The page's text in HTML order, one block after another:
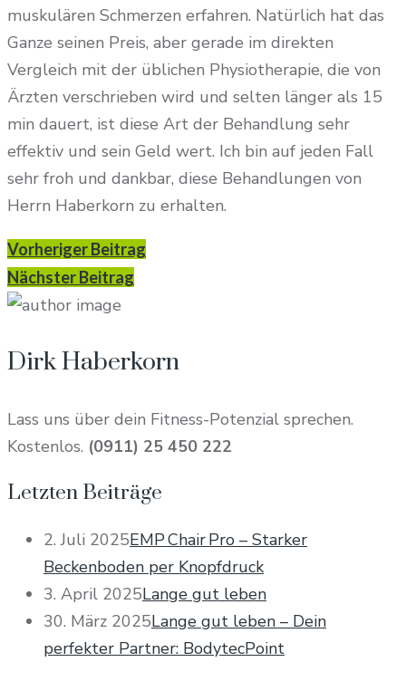
muskulären Schmerzen erfahren. Natürlich hat das
Ganze seinen Preis, aber gerade im direkten
Vergleich mit der üblichen Physiotherapie, die von
Ärzten verschrieben wird und selten länger als 15
min dauert, ist diese Art der Behandlung sehr
effektiv und sein Geld wert. Ich bin auf jeden Fall
sehr froh und dankbar, diese Behandlungen von
Herrn Haberkorn zu erhalten.
Vorheriger Beitrag
Nächster Beitrag
Dirk Haberkorn
Lass uns über dein Fitness-Potenzial sprechen.
Kostenlos. (0911) 25 450 222
Letzten Beiträge
2. Juli 2025EMP Chair Pro – Starker
Beckenboden per Knopfdruck
3. April 2025Lange gut leben
30. März 2025Lange gut leben – Dein
perfekter Partner: BodytecPoint